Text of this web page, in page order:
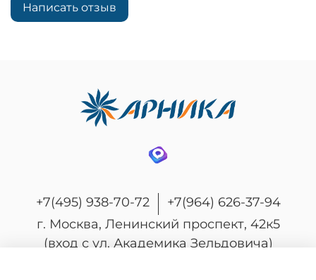
Написать отзыв
+7(495) 938-70-72
+7(964) 626-37-94
г. Москва, Ленинский проспект, 42к5
(вход с ул. Академика Зельдовича)